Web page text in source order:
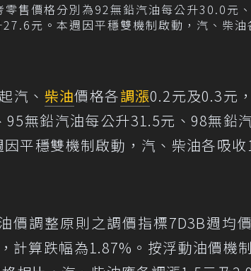
售價格分別為92無鉛汽油每公升30.0元
元。本週因平穩雙機制啟動，汽、柴油
汽、 柴油價格各調漲0.2元及0.3元
無鉛汽油每公升31.5元、98無鉛
平穩雙機制啟動，汽、柴油各吸
價調整原則之調價指標7D3B週均
計算跌幅為1.87%。按浮動油價機